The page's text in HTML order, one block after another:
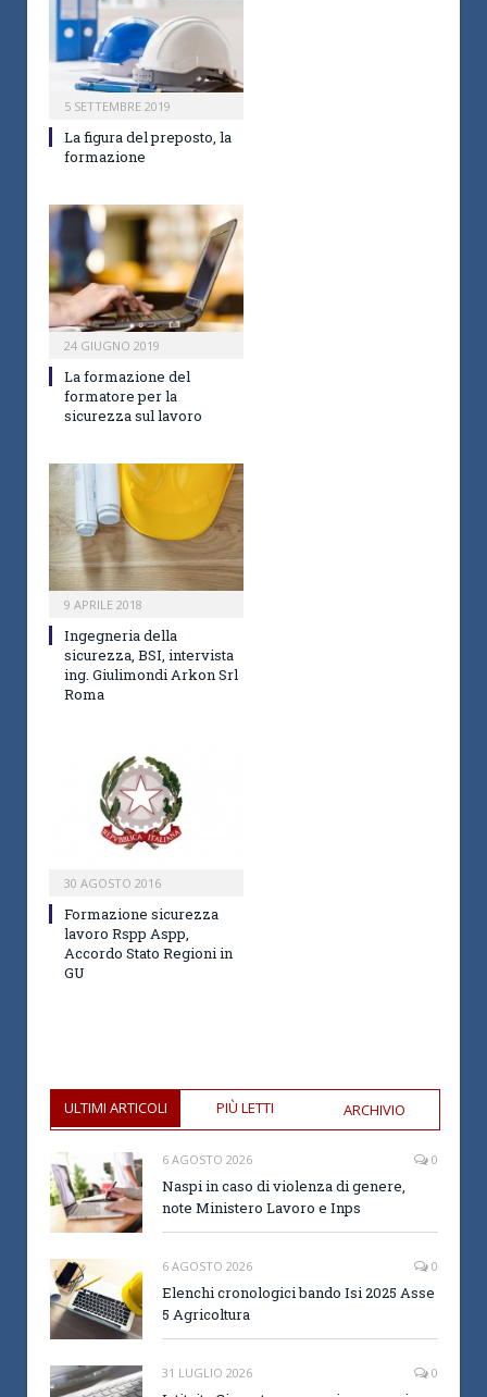
5 SETTEMBRE 2019
La figura del preposto, la
formazione
24 GIUGNO 2019
La formazione del
formatore per la
sicurezza sul lavoro
9 APRILE 2018
Ingegneria della
sicurezza, BSI, intervista
ing. Giulimondi Arkon Srl
Roma
30 AGOSTO 2016
Formazione sicurezza
lavoro Rspp Aspp,
Accordo Stato Regioni in
GU
ULTIMI ARTICOLI PIÙ LETTI ARCHIVIO
6 AGOSTO 2026 0
Naspi in caso di violenza di genere,
note Ministero Lavoro e Inps
6 AGOSTO 2026 0
Elenchi cronologici bando Isi 2025 Asse
5 Agricoltura
31 LUGLIO 2026 0